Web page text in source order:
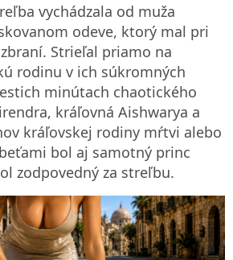
vychádzala od muža
odeve, ktorý mal pri
Strieľal priamo na
rodinu v ich súkromných
minútach chaotického
kráľovná Aishwarya a
kráľovskej rodiny mŕtvi alebo
bol aj samotný princ
zodpovedný za streľbu.